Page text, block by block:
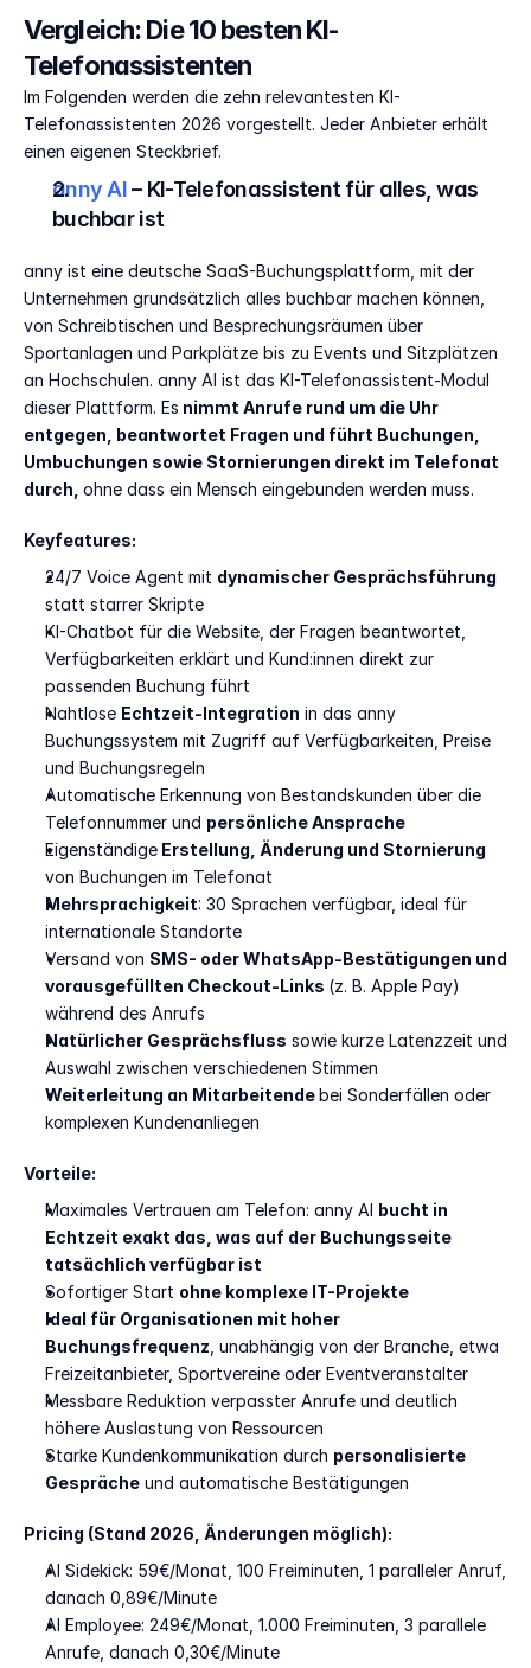
Vergleich: Die 10 besten KI-
Telefonassistenten
Im Folgenden werden die zehn relevantesten KI-
Telefonassistenten 2026 vorgestellt. Jeder Anbieter erhält
einen eigenen Steckbrief.
anny AI – KI-Telefonassistent für alles, was
buchbar ist
anny ist eine deutsche SaaS-Buchungsplattform, mit der
Unternehmen grundsätzlich alles buchbar machen können,
von Schreibtischen und Besprechungsräumen über
Sportanlagen und Parkplätze bis zu Events und Sitzplätzen
an Hochschulen. anny AI ist das KI-Telefonassistent-Modul
dieser Plattform. Es nimmt Anrufe rund um die Uhr
entgegen, beantwortet Fragen und führt Buchungen,
Umbuchungen sowie Stornierungen direkt im Telefonat
durch, ohne dass ein Mensch eingebunden werden muss.
Keyfeatures:
24/7 Voice Agent mit dynamischer Gesprächsführung
statt starrer Skripte
KI-Chatbot für die Website, der Fragen beantwortet,
Verfügbarkeiten erklärt und Kund:innen direkt zur
passenden Buchung führt
Nahtlose Echtzeit-Integration in das anny
Buchungssystem mit Zugriff auf Verfügbarkeiten, Preise
und Buchungsregeln
Automatische Erkennung von Bestandskunden über die
Telefonnummer und persönliche Ansprache
Eigenständige Erstellung, Änderung und Stornierung
von Buchungen im Telefonat
Mehrsprachigkeit: 30 Sprachen verfügbar, ideal für
internationale Standorte
Versand von SMS- oder WhatsApp-Bestätigungen und
vorausgefüllten Checkout-Links (z. B. Apple Pay)
während des Anrufs
Natürlicher Gesprächsfluss sowie kurze Latenzzeit und
Auswahl zwischen verschiedenen Stimmen
Weiterleitung an Mitarbeitende bei Sonderfällen oder
komplexen Kundenanliegen
Vorteile:
Maximales Vertrauen am Telefon: anny AI bucht in
Echtzeit exakt das, was auf der Buchungsseite
tatsächlich verfügbar ist
Sofortiger Start ohne komplexe IT-Projekte
Ideal für Organisationen mit hoher
Buchungsfrequenz , unabhängig von der Branche, etwa
Freizeitanbieter, Sportvereine oder Eventveranstalter
Messbare Reduktion verpasster Anrufe und deutlich
höhere Auslastung von Ressourcen
Starke Kundenkommunikation durch personalisierte
Gespräche und automatische Bestätigungen
Pricing (Stand 2026, Änderungen möglich):
AI Sidekick: 59€/Monat, 100 Freiminuten, 1 paralleler Anruf,
danach 0,89€/Minute
AI Employee: 249€/Monat, 1.000 Freiminuten, 3 parallele
Anrufe, danach 0,30€/Minute